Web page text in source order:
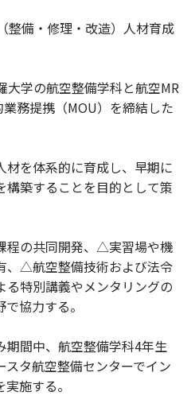
整備・修理・改造）人材育成
大学の航空整備学科と航空MR
務提携（MOU）を締結した
を体系的に育成し、早期に
構築することを目的として策
程の共同開発、△実習場や機
、△航空整備技術および法令
特別講義やメンタリングの
協力する。
期間中、航空整備学科4年生
タ航空整備センターでイン
施する。